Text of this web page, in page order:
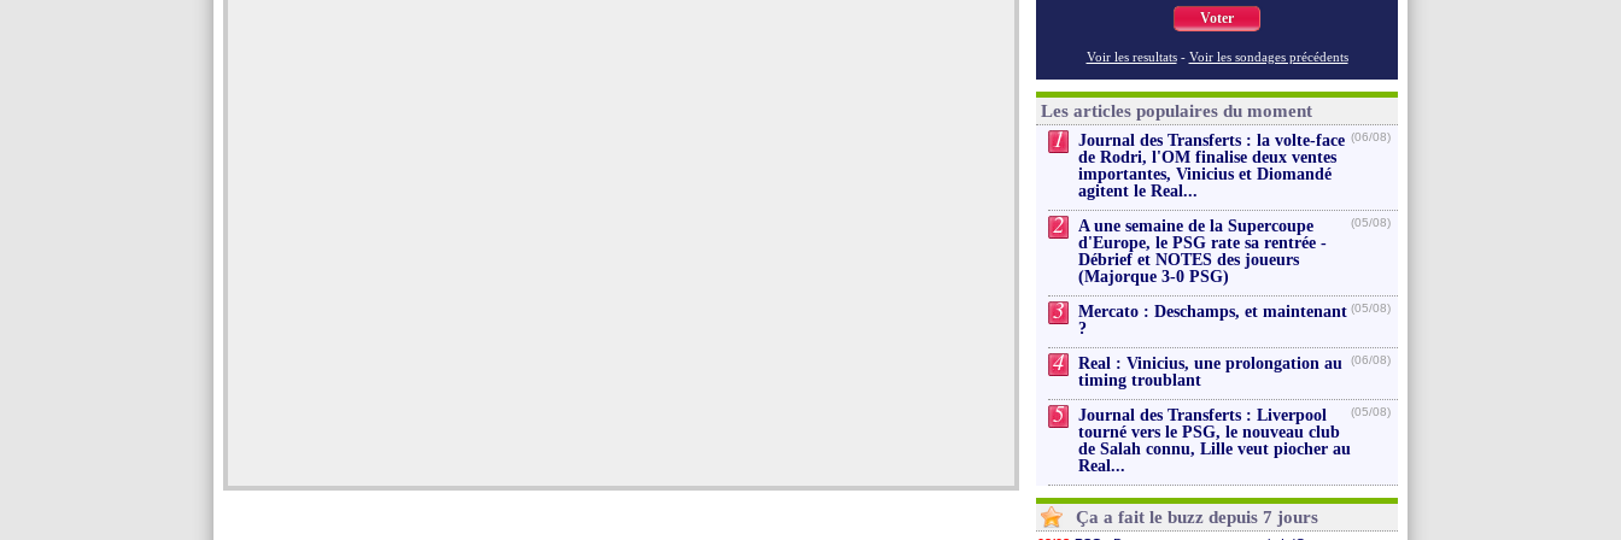
Voter
Voir les resultats - Voir les sondages précédents
Les articles populaires du moment
1
Journal des Transferts : la volte-face
de Rodri, l'OM finalise deux ventes
importantes, Vinicius et Diomandé
agitent le Real...
(06/08)
2
A une semaine de la Supercoupe
d'Europe, le PSG rate sa rentrée -
Débrief et NOTES des joueurs
(Majorque 3-0 PSG)
(05/08)
3
Mercato : Deschamps, et maintenant
?
(05/08)
4
Real : Vinicius, une prolongation au
timing troublant
(06/08)
5
Journal des Transferts : Liverpool
tourné vers le PSG, le nouveau club
de Salah connu, Lille veut piocher au
Real...
(05/08)
Ça a fait le buzz depuis 7 jours